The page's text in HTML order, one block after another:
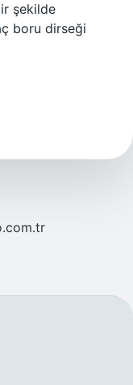
şekilde
boru dirseği